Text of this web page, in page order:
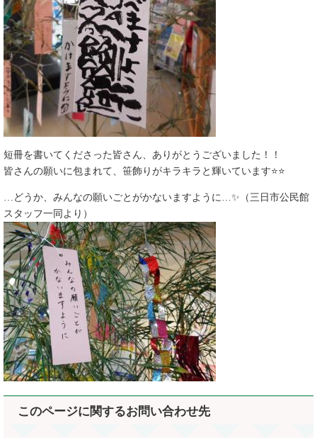
短冊を書いてくださった皆さん、ありがとうございました！！
皆さんの願いに包まれて、笹飾りがキラキラと輝いています⭐⭐
…どうか、みんなの願いごとがかないますように…✨（三日市公民館
スタッフ一同より）
このページに関するお問い合わせ先